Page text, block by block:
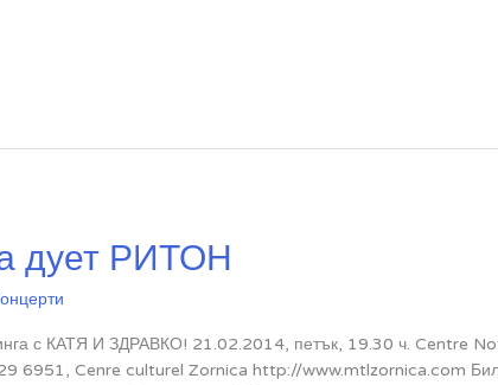
дует РИТОН
с КАТЯ И ЗДРАВКО! 21.02.2014, петък, 19.30 ч. Centre
6951, Cenre culturel Zornica http://www.mtlzornica.com